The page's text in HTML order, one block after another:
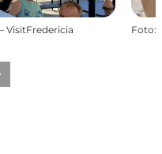
VisitFredericia Foto: